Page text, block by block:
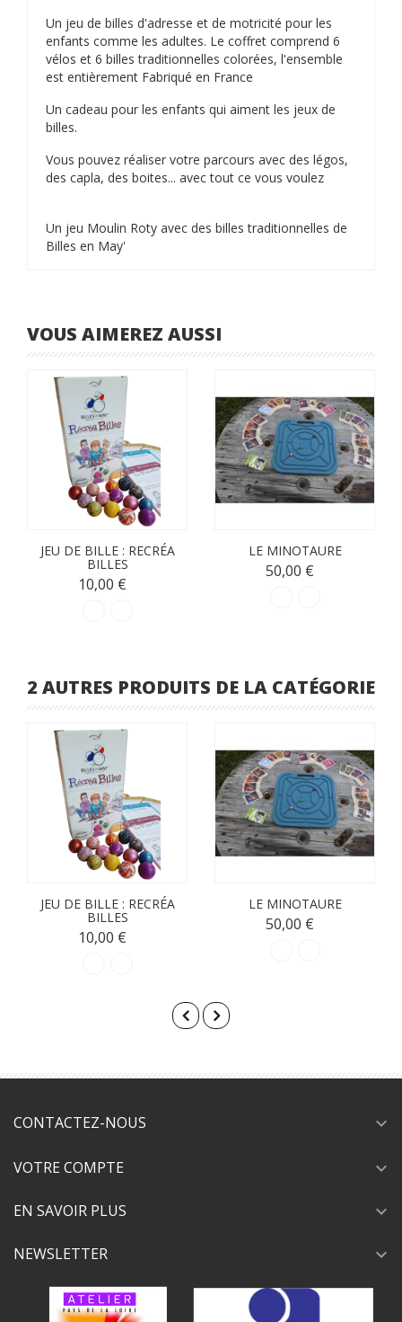
Un jeu de billes d'adresse et de motricité pour les
enfants comme les adultes. Le coffret comprend 6
vélos et 6 billes traditionnelles colorées, l'ensemble
est entièrement Fabriqué en France
Un cadeau pour les enfants qui aiment les jeux de
billes.
Vous pouvez réaliser votre parcours avec des légos,
des capla, des boites... avec tout ce vous voulez
Un jeu Moulin Roty avec des billes traditionnelles de
Billes en May'
VOUS AIMEREZ AUSSI
JEU DE BILLE : RECRÉA
BILLES
10,00 €
LE MINOTAURE
50,00 €
2 AUTRES PRODUITS DE LA CATÉGORIE
JEU DE BILLE : RECRÉA
BILLES
10,00 €
LE MINOTAURE
50,00 €
CONTACTEZ-NOUS expand_more
VOTRE COMPTE expand_more
EN SAVOIR PLUS expand_more
NEWSLETTER expand_more